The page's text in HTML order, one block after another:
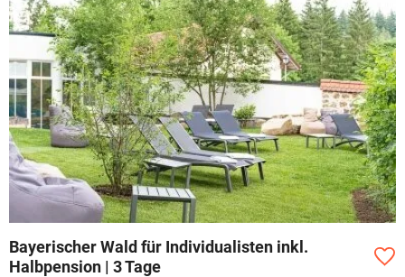
Bayerischer Wald für Individualisten inkl.
Halbpension | 3 Tage